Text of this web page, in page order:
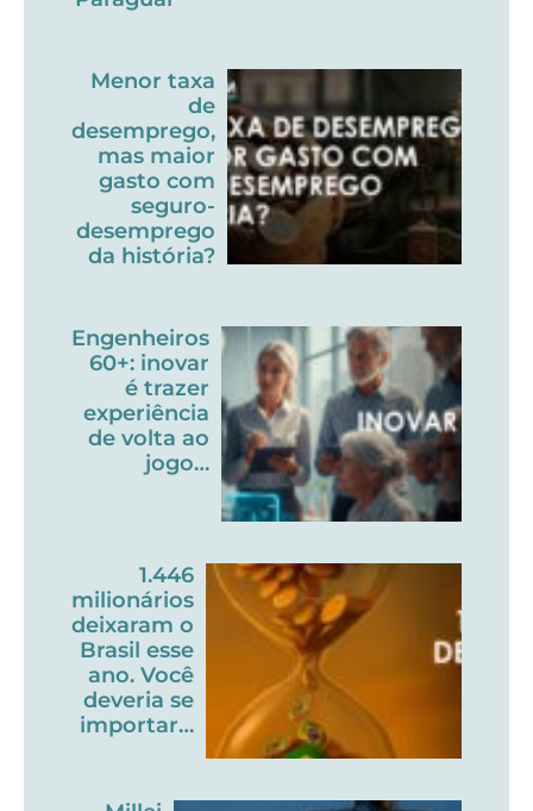
Menor taxa
de
desemprego,
mas maior
gasto com
seguro-
desemprego
da história?
Engenheiros
60+: inovar
é trazer
experiência
de volta ao
jogo…
1.446
milionários
deixaram o
Brasil esse
ano. Você
deveria se
importar…